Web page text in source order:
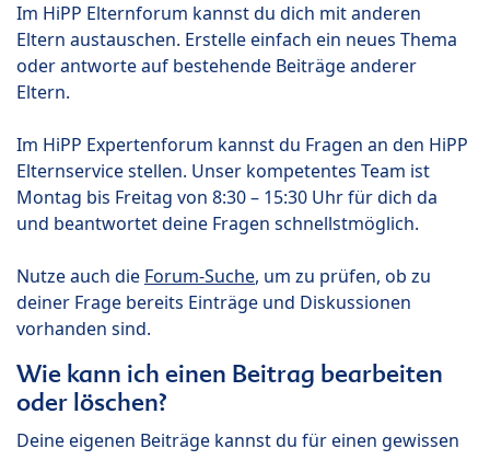
Im HiPP Elternforum kannst du dich mit anderen
Eltern austauschen. Erstelle einfach ein neues Thema
oder antworte auf bestehende Beiträge anderer
Eltern.
Im HiPP Expertenforum kannst du Fragen an den HiPP
Elternservice stellen. Unser kompetentes Team ist
Montag bis Freitag von 8:30 – 15:30 Uhr für dich da
und beantwortet deine Fragen schnellstmöglich.
Nutze auch die Forum-Suche, um zu prüfen, ob zu
deiner Frage bereits Einträge und Diskussionen
vorhanden sind.
Wie kann ich einen Beitrag bearbeiten
oder löschen?
Deine eigenen Beiträge kannst du für einen gewissen